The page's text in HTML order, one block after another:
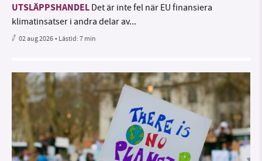
UTSLÄPPSHANDEL Det är inte fel när EU finansiera
klimatinsatser i andra delar av...
02 aug 2026• Lästid:7 min